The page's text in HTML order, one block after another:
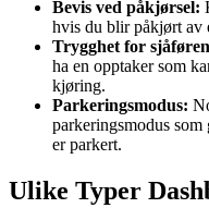
Bevis ved påkjørsel:
hvis du blir påkjørt av
Trygghet for
ha en opptaker som
kjøring.
Parkeringsmodus:
parkeringsmodus
er parkert.
Ulike Typer